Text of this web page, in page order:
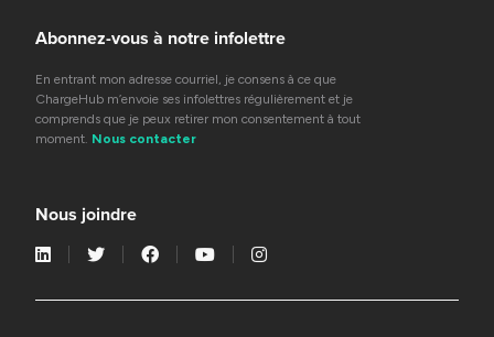
Abonnez-vous à notre infolettre
En entrant mon adresse courriel, je consens à ce que
ChargeHub m’envoie ses infolettres régulièrement et je
comprends que je peux retirer mon consentement à tout
moment. Nous contacter
Nous joindre